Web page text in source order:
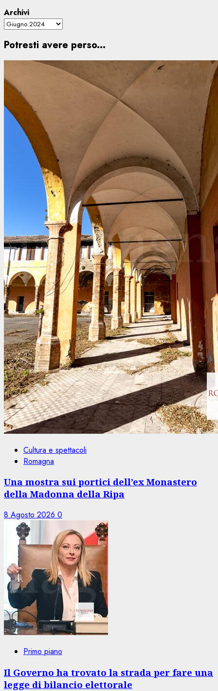
Archivi
Potresti avere perso...
Cultura e spettacoli
Romagna
Una mostra sui portici dell’ex Monastero
della Madonna della Ripa
8 Agosto 2026 0
Primo piano
Il Governo ha trovato la strada per fare una
legge di bilancio elettorale